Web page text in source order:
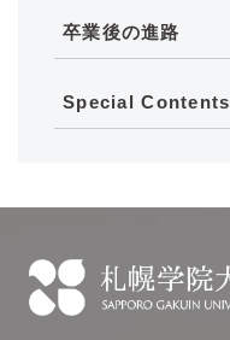
卒業後の進路
Special Contents